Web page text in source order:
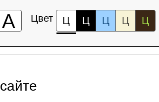
А Цвет Ц Ц Ц Ц Ц